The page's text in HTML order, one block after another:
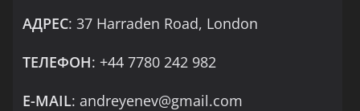
АДРЕС: 37 Harraden Road, London
ТЕЛЕФОН: +44 7780 242 982
Е-MAIL: andreyenev@gmail.com